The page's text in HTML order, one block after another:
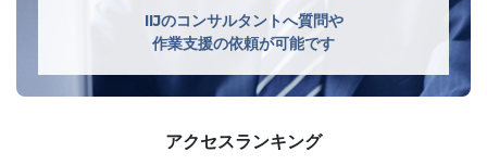
IIJのコンサルタントへ質問や
作業支援の依頼が可能です
アクセスランキング